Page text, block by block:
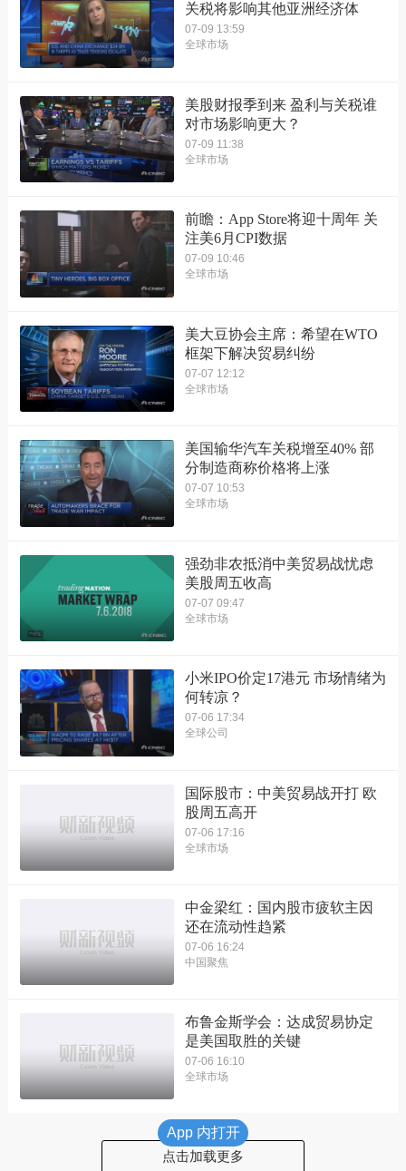
关税将影响其他亚洲经济体
07-09 13:59
全球市场
美股财报季到来 盈利与关税谁
对市场影响更大？
07-09 11:38
全球市场
前瞻：App Store将迎十周年 关
注美6月CPI数据
07-09 10:46
全球市场
美大豆协会主席：希望在WTO
框架下解决贸易纠纷
07-07 12:12
全球市场
美国输华汽车关税增至40% 部
分制造商称价格将上涨
07-07 10:53
全球市场
强劲非农抵消中美贸易战忧虑
美股周五收高
07-07 09:47
全球市场
小米IPO价定17港元 市场情绪为
何转凉？
07-06 17:34
全球公司
国际股市：中美贸易战开打 欧
股周五高开
07-06 17:16
全球市场
中金梁红：国内股市疲软主因
还在流动性趋紧
07-06 16:24
中国聚焦
布鲁金斯学会：达成贸易协定
是美国取胜的关键
07-06 16:10
全球市场
点击加载更多
App 内打开